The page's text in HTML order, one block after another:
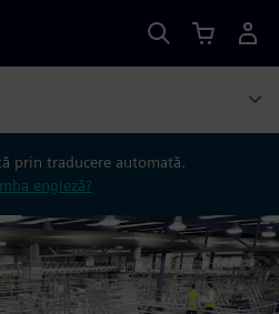
prin traducere automată.
engleză?